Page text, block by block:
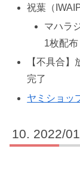
祝葉（
マハラ
1枚配布
【不具合
完了
ヤミショッ
2022/